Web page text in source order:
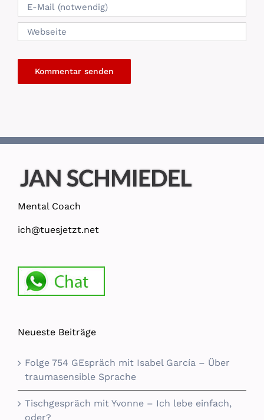
Mental Coach
ich@tuesjetzt.net
Neueste Beiträge
Folge 754 GEspräch mit Isabel García – Über
traumasensible Sprache
Tischgespräch mit Yvonne – Ich lebe einfach,
oder?